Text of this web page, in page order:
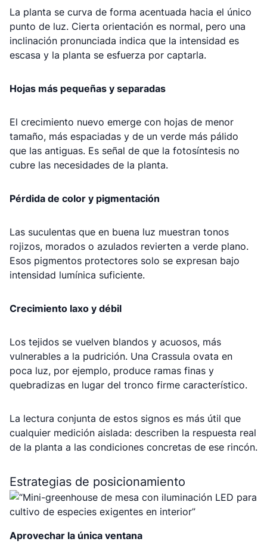
La planta se curva de forma acentuada hacia el único
punto de luz. Cierta orientación es normal, pero una
inclinación pronunciada indica que la intensidad es
escasa y la planta se esfuerza por captarla.
Hojas más pequeñas y separadas
El crecimiento nuevo emerge con hojas de menor
tamaño, más espaciadas y de un verde más pálido
que las antiguas. Es señal de que la fotosíntesis no
cubre las necesidades de la planta.
Pérdida de color y pigmentación
Las suculentas que en buena luz muestran tonos
rojizos, morados o azulados revierten a verde plano.
Esos pigmentos protectores solo se expresan bajo
intensidad lumínica suficiente.
Crecimiento laxo y débil
Los tejidos se vuelven blandos y acuosos, más
vulnerables a la pudrición. Una Crassula ovata en
poca luz, por ejemplo, produce ramas finas y
quebradizas en lugar del tronco firme característico.
La lectura conjunta de estos signos es más útil que
cualquier medición aislada: describen la respuesta real
de la planta a las condiciones concretas de ese rincón.
Estrategias de posicionamiento
Aprovechar la única ventana